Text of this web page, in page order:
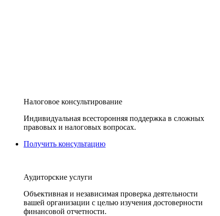
Налоговое консультирование
Индивидуальная всесторонняя поддержка в сложных
правовых и налоговых вопросах.
Получить консультацию
Аудиторские услуги
Объективная и независимая проверка деятельности
вашей организации с целью изучения достоверности
финансовой отчетности.